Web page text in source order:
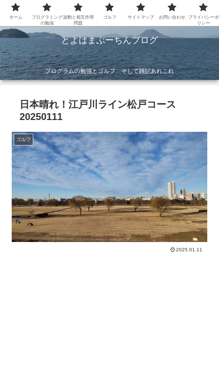
とよはまぶーちんブログ
プログラムの勉強とゴルフ、そして雑記あれこれ
日本晴れ！江戸川ライン松戸コース
20250111
ゴルフ
2025.01.11
ホーム
プログラミング
の勉強
波動と相互作用
問題
ゴルフ サイトマップ お問い合わせ
プライバシーポ
リシー